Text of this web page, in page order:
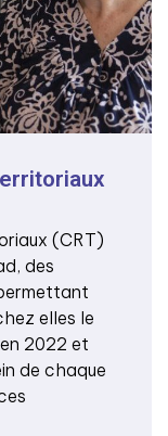
(CRT)
des
elles le
2022 et
de chaque